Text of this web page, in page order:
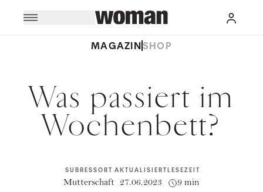
MAGAZINSHOP
Was passiert im
Wochenbett?
SUBRESSORT
Mutterschaft
AKTUALISIERT
27.06.2023
LESEZEIT
9 min